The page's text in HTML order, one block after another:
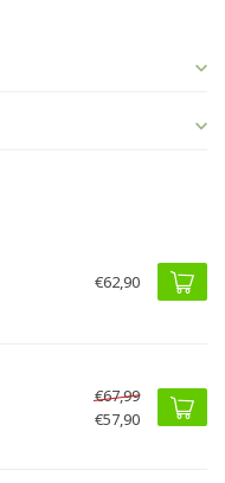
€62,90
€67,99
€57,90